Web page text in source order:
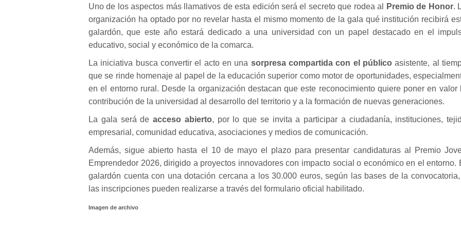
Uno de los aspectos más llamativos de esta edición será el secreto que rodea al Premio de Honor.
organización ha optado por no revelar hasta el mismo momento de la gala qué institución recibirá
galardón, que este año estará dedicado a una universidad con un papel destacado en el
educativo, social y económico de la comarca.
La iniciativa busca convertir el acto en una sorpresa compartida con el público asistente, al
que se rinde homenaje al papel de la educación superior como motor de oportunidades,
en el entorno rural. Desde la organización destacan que este reconocimiento quiere poner en valor
contribución de la universidad al desarrollo del territorio y a la formación de nuevas generaciones.
La gala será de acceso abierto, por lo que se invita a participar a ciudadanía, instituciones,
empresarial, comunidad educativa, asociaciones y medios de comunicación.
Además, sigue abierto hasta el 10 de mayo el plazo para presentar candidaturas al
Premio
Emprendedor 2026, dirigido a proyectos innovadores con impacto social o económico en el entorno.
galardón cuenta con una dotación cercana a los 30.000 euros, según las bases de la
las inscripciones pueden realizarse a través del formulario oficial habilitado.
Imagen de archivo